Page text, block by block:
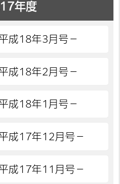
年度
成18年3月号－
成18年2月号－
成18年1月号－
成17年12月号－
成17年11月号－